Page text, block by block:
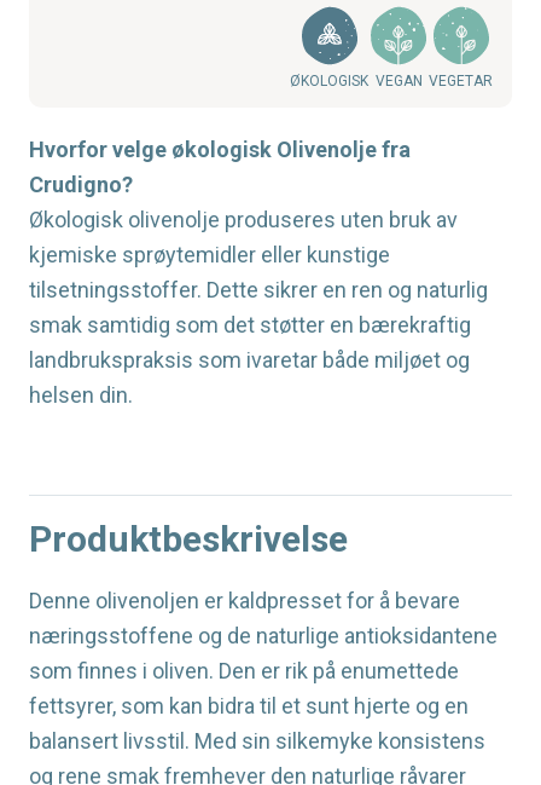
ØKOLOGISK VEGAN VEGETAR
Hvorfor velge økologisk Olivenolje fra
Crudigno?
Økologisk olivenolje produseres uten bruk av
kjemiske sprøytemidler eller kunstige
tilsetningsstoffer. Dette sikrer en ren og naturlig
smak samtidig som det støtter en bærekraftig
landbrukspraksis som ivaretar både miljøet og
helsen din.
Produktbeskrivelse
Denne olivenoljen er kaldpresset for å bevare
næringsstoffene og de naturlige antioksidantene
som finnes i oliven. Den er rik på enumettede
fettsyrer, som kan bidra til et sunt hjerte og en
balansert livsstil. Med sin silkemyke konsistens
og rene smak fremhever den naturlige råvarer